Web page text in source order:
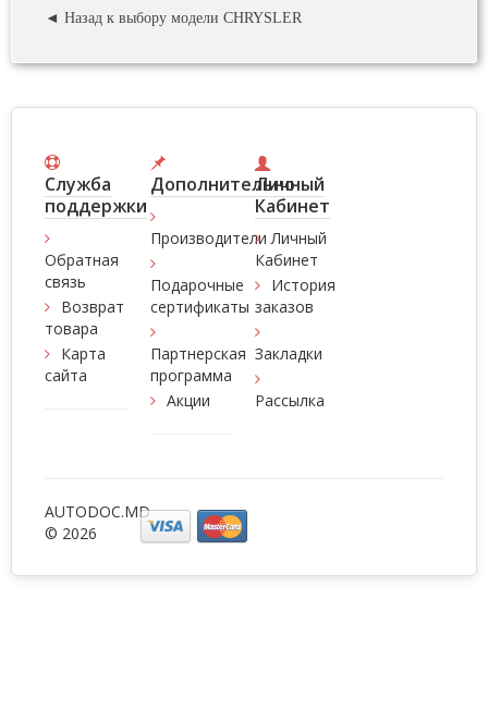
◄ Назад к выбору модели CHRYSLER
Служба
поддержки
Обратная
связь
Возврат
товара
Карта
сайта
Дополнительно
Производители
Подарочные
сертификаты
Партнерская
программа
Акции
Личный
Кабинет
Личный
Кабинет
История
заказов
Закладки
Рассылка
AUTODOC.MD
© 2026